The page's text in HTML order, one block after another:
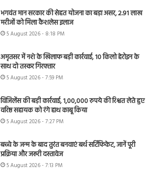
भगवंत मान सरकार की सेहत योजना का बड़ा असर, 2.91 लाख
मरीजों को मिला कैशलेस इलाज
5 August 2026 - 8:18 PM
अमृतसर में नशे के खिलाफ बड़ी कार्रवाई, 10 किलो हेरोइन के
साथ दो तस्कर गिरफ्तार
5 August 2026 - 7:59 PM
विजिलेंस की बड़ी कार्रवाई, 1,00,000 रुपये की रिश्वत लेते हुए
वरिष्ठ सहायक को रंगे हाथ काबू किया
5 August 2026 - 7:27 PM
बच्चे के जन्म के बाद तुरंत बनवाएं बर्थ सर्टिफिकेट, जानें पूरी
प्रक्रिया और जरूरी दस्तावेज
5 August 2026 - 7:13 PM